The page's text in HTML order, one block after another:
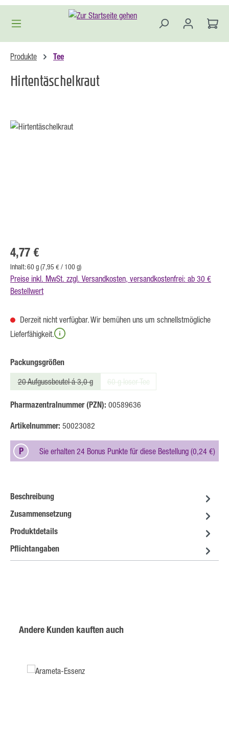
Zum Hauptinhalt springen
Produkte Tee
Hirtentäschelkraut
Bildergalerie überspringen
Regulärer Preis:
4,77 €
Inhalt:60 g(7,95 € / 100 g)
Preise inkl. MwSt. zzgl. Versandkosten, versandkostenfrei: ab 30 €
Bestellwert
Derzeit nicht verfügbar. Wir bemühen uns um schnellstmögliche
Lieferfähigkeit.
Packungsgrößenauswählen
20 Aufgussbeutel á 3,0 g
(Diese Option ist zurzeit nicht verfügbar.)
60 g loser Tee
(Diese Option ist zurzeit nicht
Pharmazentralnummer (PZN): 00589636
Artikelnummer: 50023082
P Sie erhalten 24 Bonus Punkte für diese Bestellung (0,24 €)
Beschreibung
Zusammensetzung
Produktdetails
Pflichtangaben
Produktgalerie überspringen
Andere Kunden kauften auch